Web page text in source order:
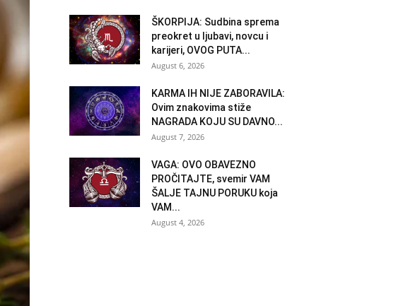
ŠKORPIJA: Sudbina sprema
preokret u ljubavi, novcu i
karijeri, OVOG PUTA...
August 6, 2026
KARMA IH NIJE ZABORAVILA:
Ovim znakovima stiže
NAGRADA KOJU SU DAVNO...
August 7, 2026
VAGA: OVO OBAVEZNO
PROČITAJTE, svemir VAM
ŠALJE TAJNU PORUKU koja
VAM...
August 4, 2026